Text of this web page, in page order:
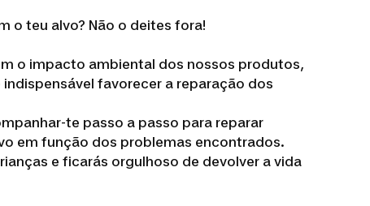
o teu alvo? Não o deites fora!
o impacto ambiental dos nossos produtos,
favorecer a reparação dos
te passo a passo para reparar
em função dos problemas encontrados.
e ficarás orgulhoso de devolver a vida